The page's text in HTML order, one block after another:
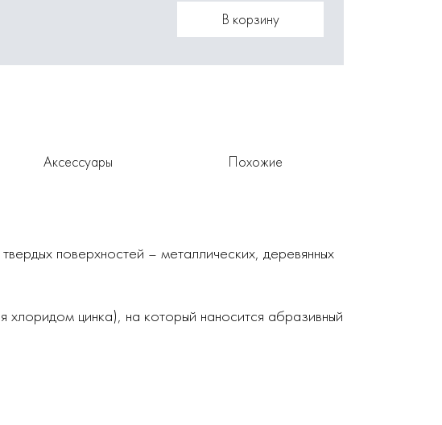
В корзину
Аксессуары Похожие
поверхностей – металлических, деревянных
цинка), на который наносится абразивный